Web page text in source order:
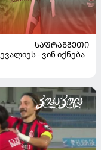
ᲡᲐᲤᲠᲐᲜᲒᲔᲗᲘ
- ვინ იქნება